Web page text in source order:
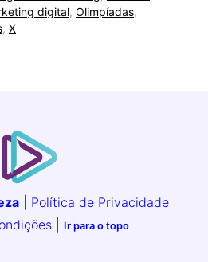
digital, Olimpíadas,
, X
Política de Privacidade
Ir para o topo